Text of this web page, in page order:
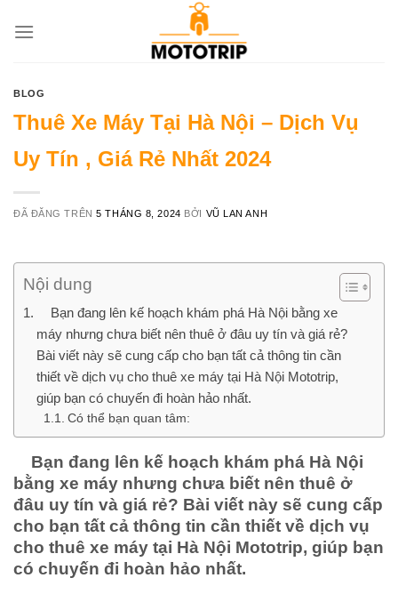
đến
BLOG
Thuê Xe Máy Tại Hà Nội – Dịch Vụ
Uy Tín , Giá Rẻ Nhất 2024
ĐÃ ĐĂNG TRÊN5 THÁNG 8, 2024 BỞI VŨ LAN ANH
Nội dung
Bạn đang lên kế hoạch khám phá Hà Nội bằng xe
máy nhưng chưa biết nên thuê ở đâu uy tín và giá rẻ?
Bài viết này sẽ cung cấp cho bạn tất cả thông tin cần
thiết về dịch vụ cho thuê xe máy tại Hà Nội Mototrip,
giúp bạn có chuyến đi hoàn hảo nhất.
Có thể bạn quan tâm:
Bạn đang lên kế hoạch khám phá Hà Nội
bằng xe máy nhưng chưa biết nên thuê ở
đâu uy tín và giá rẻ? Bài viết này sẽ cung cấp
cho bạn tất cả thông tin cần thiết về dịch vụ
cho thuê xe máy tại Hà Nội Mototrip, giúp bạn
có chuyến đi hoàn hảo nhất.